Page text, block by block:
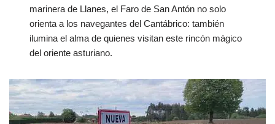
marinera de Llanes, el Faro de San Antón no solo
orienta a los navegantes del Cantábrico: también
ilumina el alma de quienes visitan este rincón mágico
del oriente asturiano.